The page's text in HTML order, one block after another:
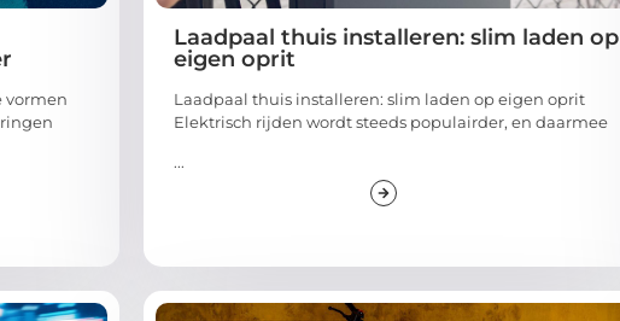
vormen
Laadpaal thuis installeren: slim laden op
eigen oprit
Laadpaal thuis installeren: slim laden op eigen oprit
Elektrisch rijden wordt steeds populairder, en daarmee
...